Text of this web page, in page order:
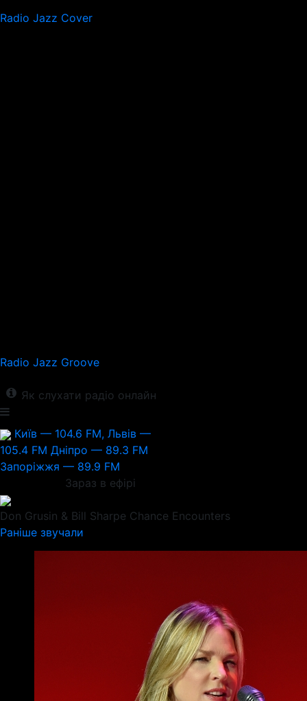
Radio Jazz Cover
Radio Jazz Groove
Як слухати радіо онлайн
Київ — 104.6 FM, Львів —
105.4 FM Дніпро — 89.3 FM
Запоріжжя — 89.9 FM
Зараз в ефірі
Don Grusin & Bill Sharpe Chance Encounters
Раніше звучали